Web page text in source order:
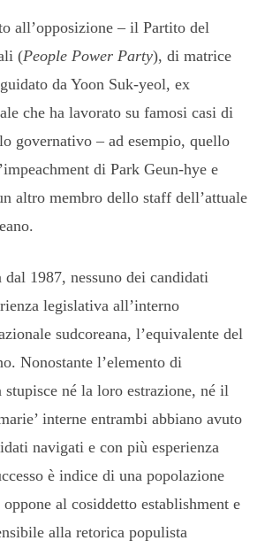
all’opposizione – il Partito del
(People Power Party), di matrice
da Yoon Suk-yeol, ex
che ha lavorato su famosi casi di
governativo – ad esempio, quello
di Park Geun-hye e
altro membro dello staff dell’attuale
1987, nessuno dei candidati
legislativa all’interno
sudcoreana, l’equivalente del
Nonostante l’elemento di
né la loro estrazione, né il
interne entrambi abbiano avuto
navigati e con più esperienza
è indice di una popolazione
oppone al cosiddetto establishment e
alla retorica populista